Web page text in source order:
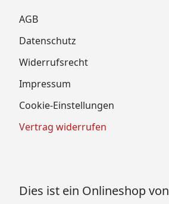
AGB
Datenschutz
Widerrufsrecht
Impressum
Cookie-Einstellungen
Vertrag widerrufen
Dies ist ein Onlineshop von